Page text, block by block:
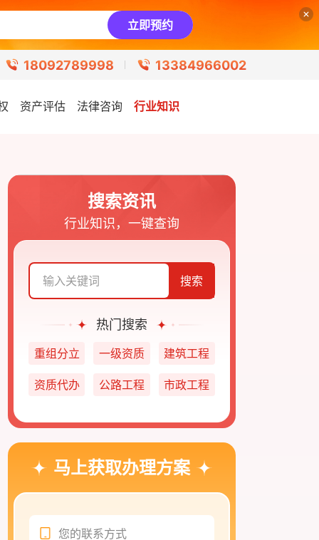
立即预约
18092789998 13384966002
资产评估 法律咨询 行业知识
搜索资讯
行业知识，一键查询
搜索
热门搜索
重组分立 一级资质 建筑工程
资质代办 公路工程 市政工程
马上获取办理方案